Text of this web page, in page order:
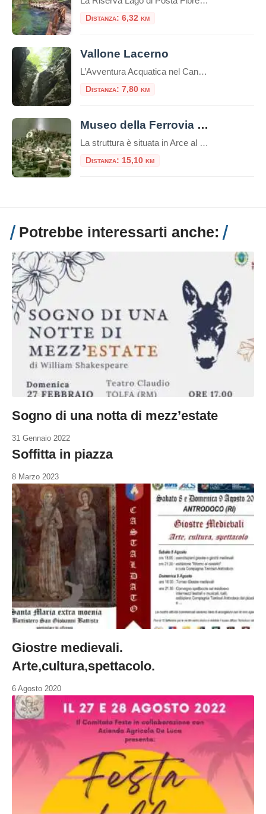
Distanza: 6,32 km
Vallone Lacerno
L’Avventura Acquatica nel Canyon Segreto della Ciociaria A pochi passi dal pittoresco borgo di Campoli Appennino (Frosinone), celebre come il “Paese dell’Orso e del Tartufo”, si cela uno degli spettacoli naturali più emozionanti del Lazio: il Vallone Lacerno. Questa profonda fenditura carsica, incastonata nella fascia di protezione esterna del Parco Nazionale d’Abruzzo, Lazio e Molise […]
Distanza: 7,80 km
Museo della Ferrovia della Valle del Liri
La struttura è situata in Arce al piano terra del Palazzo comunale, sono circa 100 mq dedicati alla Ferrovia della Valle del Liri e della valle Roveto. Ferrovia mezzo di collegamento delle persone e delle culture delle due valli nonché delle due regioni
Distanza: 15,10 km
Potrebbe interessarti anche:
Sogno di una notta di mezz’estate
31 Gennaio 2022
Soffitta in piazza
8 Marzo 2023
Giostre medievali.
Arte,cultura,spettacolo.
6 Agosto 2020